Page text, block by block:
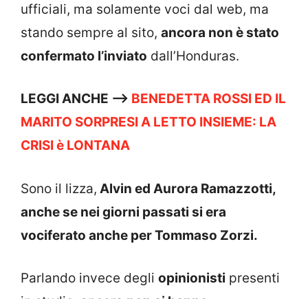
ufficiali, ma solamente voci dal web, ma
stando sempre al sito, ancora non è stato
confermato l’inviato dall’Honduras.
LEGGI ANCHE —> BENEDETTA ROSSI ED IL
MARITO SORPRESI A LETTO INSIEME: LA
CRISI è LONTANA
Sono il lizza, Alvin ed Aurora Ramazzotti,
anche se nei giorni passati si era
vociferato anche per Tommaso Zorzi.
Parlando invece degli opinionisti presenti